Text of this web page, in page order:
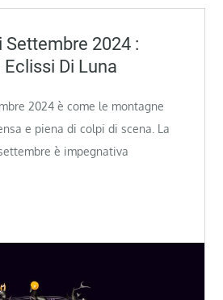
Settembre 2024 :
Di Luna
2024 è come le montagne
e piena di colpi di scena. La
è impegnativa